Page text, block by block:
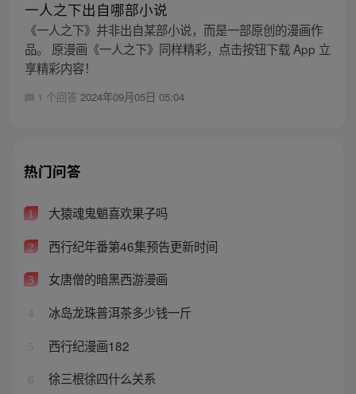
一人之下出自哪部小说
《一人之下》并非出自某部小说，而是一部原创的漫画作
品。 原漫画《一人之下》同样精彩，点击按钮下载 App 立
享精彩内容！
1 个回答 2024年09月05日 05:04
热门问答
1 大猿魂鬼魈喜欢果子吗
2 西行纪年番第46集预告更新时间
3 女唐僧的暗黑西游漫画
4 冰岛龙珠普洱茶多少钱一斤
5 西行纪漫画182
6 徐三根徐四什么关系